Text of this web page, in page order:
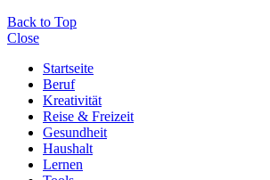
Back to Top
Close
Startseite
Beruf
Kreativität
Reise & Freizeit
Gesundheit
Haushalt
Lernen